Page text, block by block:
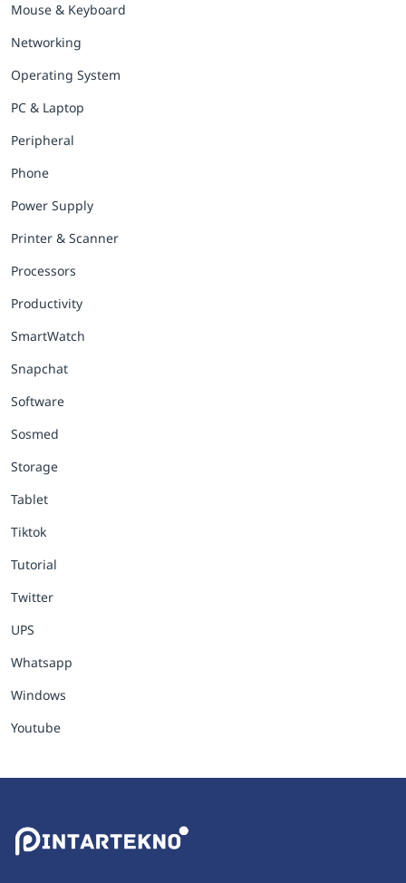
Mouse & Keyboard
Networking
Operating System
PC & Laptop
Peripheral
Phone
Power Supply
Printer & Scanner
Processors
Productivity
SmartWatch
Snapchat
Software
Sosmed
Storage
Tablet
Tiktok
Tutorial
Twitter
UPS
Whatsapp
Windows
Youtube